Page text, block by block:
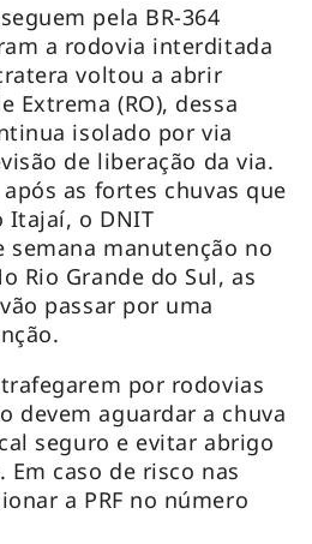
pela BR-364
a rodovia interditada
voltou a abrir
Extrema (RO), dessa
isolado por via
de liberação da via.
as fortes chuvas que
Itajaí, o DNIT
semana manutenção no
Rio Grande do Sul, as
passar por uma
por rodovias
devem aguardar a chuva
seguro e evitar abrigo
Em caso de risco nas
a PRF no número